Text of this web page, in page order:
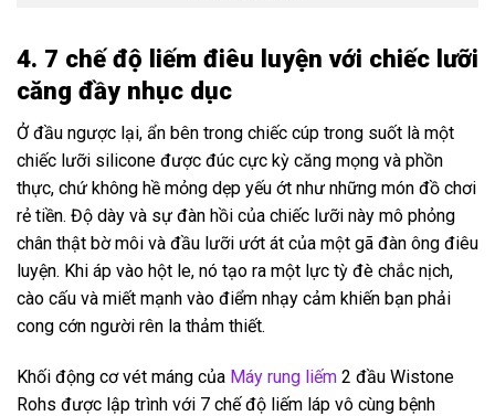
4. 7 chế độ liếm điêu luyện với chiếc lưỡi
căng đầy nhục dục
Ở đầu ngược lại, ẩn bên trong chiếc cúp trong suốt là một
chiếc lưỡi silicone được đúc cực kỳ căng mọng và phồn
thực, chứ không hề mỏng dẹp yếu ớt như những món đồ chơi
rẻ tiền. Độ dày và sự đàn hồi của chiếc lưỡi này mô phỏng
chân thật bờ môi và đầu lưỡi ướt át của một gã đàn ông điêu
luyện. Khi áp vào hột le, nó tạo ra một lực tỳ đè chắc nịch,
cào cấu và miết mạnh vào điểm nhạy cảm khiến bạn phải
cong cớn người rên la thảm thiết.
Khối động cơ vét máng của Máy rung liếm 2 đầu Wistone
Rohs được lập trình với 7 chế độ liếm láp vô cùng bệnh